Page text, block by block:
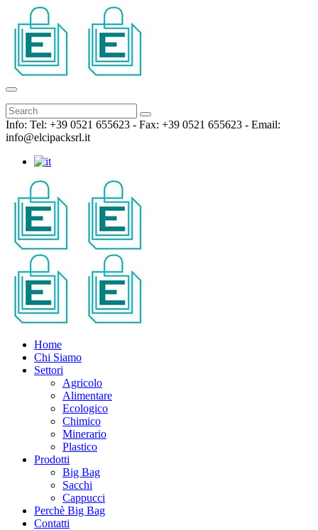
Info: Tel: +39 0521 655623 - Fax: +39 0521 655623 - Email:
info@elcipacksrl.it
Home
Chi Siamo
Settori
Agricolo
Alimentare
Ecologico
Chimico
Minerario
Plastico
Prodotti
Big Bag
Sacchi
Cappucci
Perchè Big Bag
Contatti